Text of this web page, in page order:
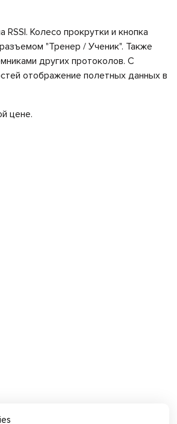
Колесо прокрутки и кнопка
"Тренер / Ученик". Также
других протоколов. С
отображение полетных данных в
цене.
модуля)